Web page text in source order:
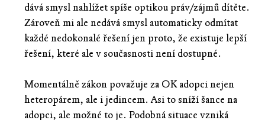
dává smysl nahlížet spíše optikou práv/zájmů dítěte.
Zároveň mi ale nedává smysl automaticky odmítat
každé nedokonalé řešení jen proto, že existuje lepší
řešení, které ale v současnosti není dostupné.
Momentálně zákon považuje za OK adopci nejen
heteropárem, ale i jedincem. Asi to sníží šance na
adopci, ale možné to je. Podobná situace vzniká